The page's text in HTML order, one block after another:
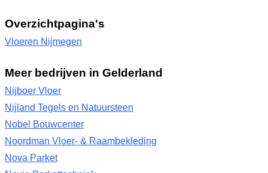
Overzichtpagina's
Vloeren Nijmegen
Meer bedrijven in Gelderland
Nijboer Vloer
Nijland Tegels en Natuursteen
Nobel Bouwcenter
Noordman Vloer- & Raambekleding
Nova Parket